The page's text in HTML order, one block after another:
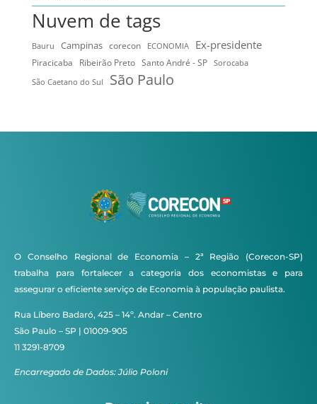
Nuvem de tags
Bauru Campinas corecon ECONOMIA Ex-presidente
Piracicaba Ribeirão Preto Santo André - SP
Sorocaba
São Caetano do Sul
São Paulo
O Conselho Regional de Economia – 2ª Região (Corecon-SP)
trabalha para fortalecer a categoria dos economistas e para
assegurar o eficiente serviço de Economia à população paulista.
Rua Líbero Badaró, 425 – 14º. Andar – Centro
São Paulo – SP | 01009-905
11 3291-8709
Encarregado de Dados: Júlio Poloni